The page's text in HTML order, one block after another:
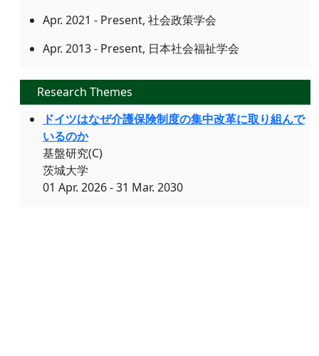
Apr. 2021 - Present, 社会政策学会
Apr. 2013 - Present, 日本社会福祉学会
Research Themes
ドイツはなぜ介護保険制度の集中改革に取り組んで
いるのか
基盤研究(C)
茨城大学
01 Apr. 2026 - 31 Mar. 2030